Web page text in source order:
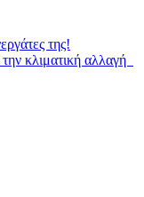
της!
κλιματική αλλαγή